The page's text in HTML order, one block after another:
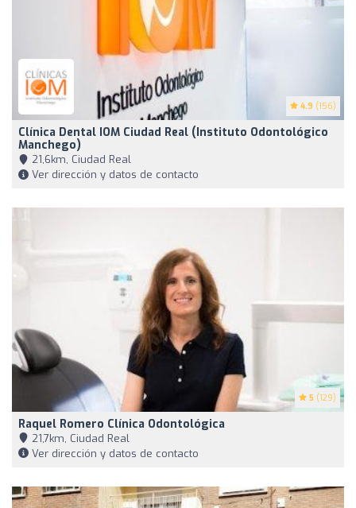
4.9 (156)
Clínica Dental IOM Ciudad Real (Instituto Odontológico
Manchego)
21,6km, Ciudad Real
Ver dirección y datos de contacto
5 (129)
Raquel Romero Clínica Odontológica
21,7km, Ciudad Real
Ver dirección y datos de contacto